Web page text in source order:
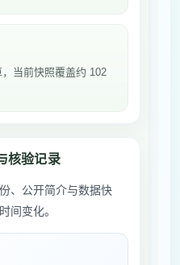
当前快照覆盖约 102
核验记录
、公开简介与数据快
间变化。